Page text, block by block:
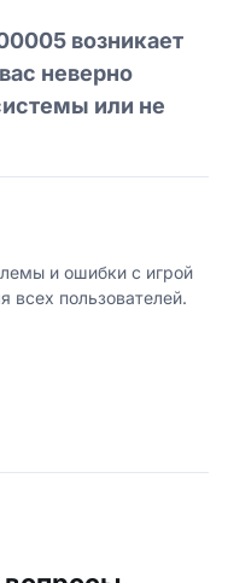
возникает
неверно
или не
и ошибки с игрой
всех пользователей.